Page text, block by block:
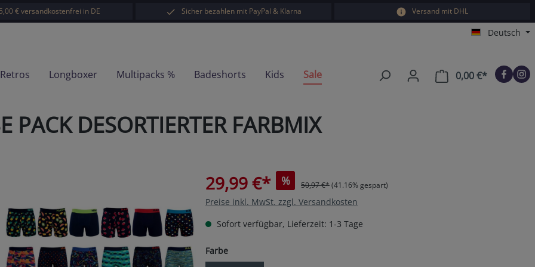
€ versandkostenfrei in DE Sicher bezahlen mit PayPal & Klarna Versand mit DHL
Deutsch
Longboxer Multipacks % Badeshorts Kids Sale 0,00 €*Warenkorb
PACK DESORTIERTER FARBMIX
29,99 €* % 50,97 €*(41.16% gespart)
Preise inkl. MwSt. zzgl. Versandkosten
Sofort verfügbar, Lieferzeit: 1-3 Tage
Farbeauswählen